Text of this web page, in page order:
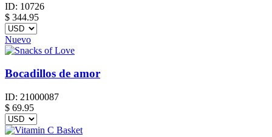
ID: 10726
$ 344.95
Nuevo
Bocadillos de amor
ID: 21000087
$ 69.95